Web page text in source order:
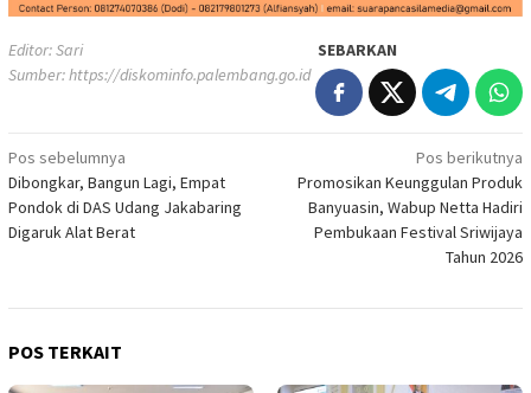
Editor: Sari
Sumber:https://diskominfo.palembang.go.id
SEBARKAN
Navigasi
pos
Pos sebelumnya
Dibongkar, Bangun Lagi, Empat
Pondok di DAS Udang Jakabaring
Digaruk Alat Berat
Pos berikutnya
Promosikan Keunggulan Produk
Banyuasin, Wabup Netta Hadiri
Pembukaan Festival Sriwijaya
Tahun 2026
POS TERKAIT